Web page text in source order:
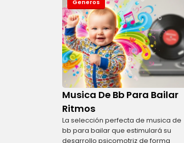
Generos
Musica De Bb Para Bailar
Ritmos
La selección perfecta de musica de
bb para bailar que estimulará su
desarrollo psicomotriz de forma